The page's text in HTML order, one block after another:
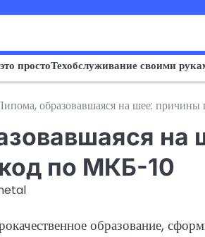
простоТехобслуживание своими
образовавшаяся на шее:
на
по МКБ-10
образование,